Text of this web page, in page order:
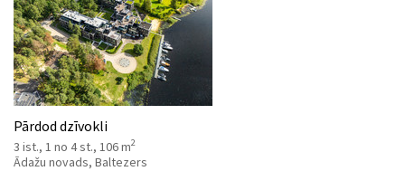
Kontakti
Pārdod dzīvokli
3 ist., 1 no 4 st., 106 m2
Ādažu novads, Baltezers